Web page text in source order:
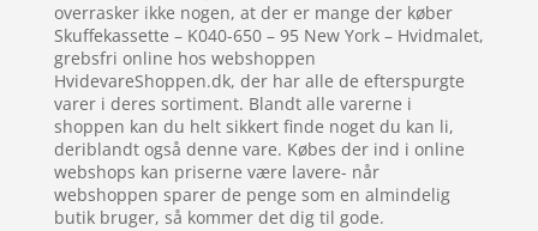
overrasker ikke nogen, at der er mange der køber
Skuffekassette – K040-650 – 95 New York – Hvidmalet,
grebsfri online hos webshoppen
HvidevareShoppen.dk, der har alle de efterspurgte
varer i deres sortiment. Blandt alle varerne i
shoppen kan du helt sikkert finde noget du kan li,
deriblandt også denne vare. Købes der ind i online
webshops kan priserne være lavere- når
webshoppen sparer de penge som en almindelig
butik bruger, så kommer det dig til gode.